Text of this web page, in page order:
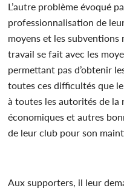
L’autre problème évoqué
professionnalisation de
moyens et les subventions
travail se fait avec les
permettant pas d’obtenir
toutes ces difficultés que
à toutes les autorités de la
économiques et autres
de leur club pour son
Aux supporters, il leur